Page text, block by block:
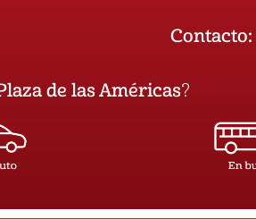
Contacto:
de las Américas?